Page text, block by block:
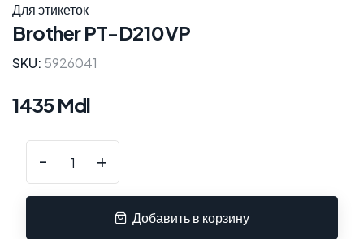
Для этикеток
Brother PT-D210VP
SKU: 5926041
1435 Mdl
- +
Добавить в корзину